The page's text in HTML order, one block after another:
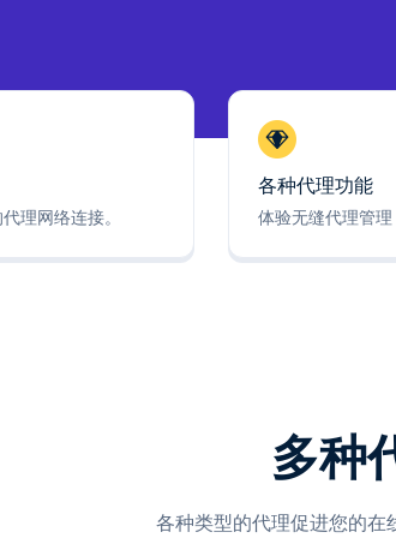
理网络连接。
各种代理功能
体验无缝代理管理
多种
各种类型的代理促进您的在